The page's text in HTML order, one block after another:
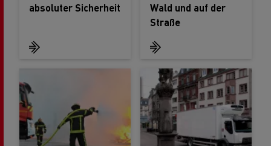
absoluter Sicherheit
Wald und auf der
Straße